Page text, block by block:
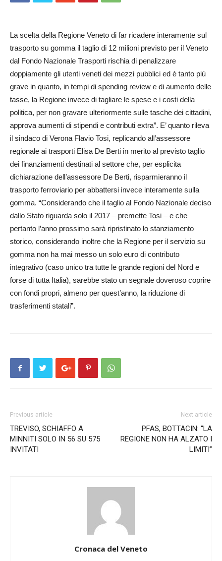
La scelta della Regione Veneto di far ricadere interamente sul
trasporto su gomma il taglio di 12 milioni previsto per il Veneto
dal Fondo Nazionale Trasporti rischia di penalizzare
doppiamente gli utenti veneti dei mezzi pubblici ed è tanto più
grave in quanto, in tempi di spending review e di aumento delle
tasse, la Regione invece di tagliare le spese e i costi della
politica, per non gravare ulteriormente sulle tasche dei cittadini,
approva aumenti di stipendi e contributi extra”. E’ quanto rileva
il sindaco di Verona Flavio Tosi, replicando all’assessore
regionale ai trasporti Elisa De Berti in merito al previsto taglio
dei finanziamenti destinati al settore che, per esplicita
dichiarazione dell’assessore De Berti, risparmieranno il
trasporto ferroviario per abbattersi invece interamente sulla
gomma. “Considerando che il taglio al Fondo Nazionale deciso
dallo Stato riguarda solo il 2017 – premette Tosi – e che
pertanto l’anno prossimo sarà ripristinato lo stanziamento
storico, considerando inoltre che la Regione per il servizio su
gomma non ha mai messo un solo euro di contributo
integrativo (caso unico tra tutte le grande regioni del Nord e
forse di tutta Italia), sarebbe stato un segnale doveroso coprire
con fondi propri, almeno per quest’anno, la riduzione di
trasferimenti statali”.
Previous article
TREVISO, SCHIAFFO A
MINNITI SOLO IN 56 SU 575
INVITATI
Next article
PFAS, BOTTACIN: “LA
REGIONE NON HA ALZATO I
LIMITI”
Cronaca del Veneto